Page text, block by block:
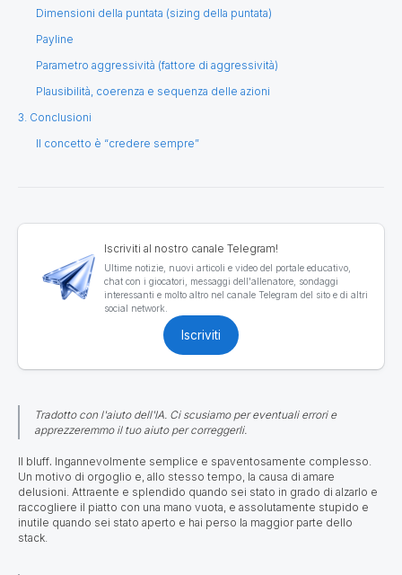
Dimensioni della puntata (sizing della puntata)
Payline
Parametro aggressività (fattore di aggressività)
Plausibilità, coerenza e sequenza delle azioni
3. Conclusioni
Il concetto è “credere sempre”
Iscriviti al nostro canale Telegram!
Ultime notizie, nuovi articoli e video del portale educativo,
chat con i giocatori, messaggi dell'allenatore, sondaggi
interessanti e molto altro nel canale Telegram del sito e di altri
social network.
Iscriviti
Tradotto con l'aiuto dell'IA. Ci scusiamo per eventuali errori e
apprezzeremmo il tuo aiuto per correggerli.
Il bluff. Ingannevolmente semplice e spaventosamente complesso.
Un motivo di orgoglio e, allo stesso tempo, la causa di amare
delusioni. Attraente e splendido quando sei stato in grado di alzarlo e
raccogliere il piatto con una mano vuota, e assolutamente stupido e
inutile quando sei stato aperto e hai perso la maggior parte dello
stack.